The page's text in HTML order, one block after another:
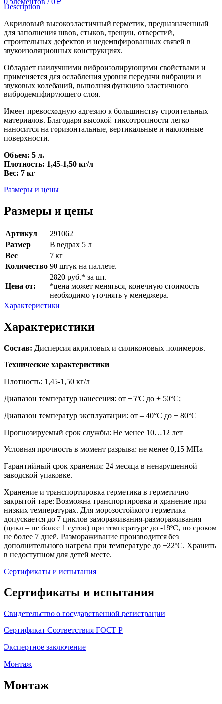
0 элементов / 0 ₽
Description
Акриловый высокоэластичный герметик, предназначенный
для заполнения швов, стыков, трещин, отверстий,
строительных дефектов и недемпфированных связей в
звукоизоляционных конструкциях.
Обладает наилучшими виброизолирующими свойствами и
применяется для ослабления уровня передачи вибрации и
звуковых колебаний, выполняя функцию эластичного
вибродемпфирующего слоя.
Имеет превосходную адгезию к большинству строительных
материалов. Благодаря высокой тиксотропности легко
наносится на горизонтальные, вертикальные и наклонные
поверхности.
Объем: 5 л.
Плотность: 1,45-1,50 кг/л
Вес: 7 кг
Размеры и цены
Размеры и цены
Артикул
291062
Размер
В ведрах 5 л
Вес
7 кг
Количество 90 штук на паллете.
Цена от:
2820 руб.* за шт.
*цена может меняться, конечную стоимость
необходимо уточнять у менеджера.
Характеристики
Характеристики
Состав: Дисперсия акриловых и силиконовых полимеров.
Технические характеристики
Плотность: 1,45-1,50 кг/л
Диапазон температур нанесения: от +5ºС до + 50°С;
Диапазон температур эксплуатации: от – 40°С до + 80°С
Прогнозируемый срок службы: Не менее 10…12 лет
Условная прочность в момент разрыва: не менее 0,15 МПа
Гарантийный срок хранения: 24 месяца в ненарушенной
заводской упаковке.
Хранение и транспортировка герметика в герметично
закрытой таре: Возможна транспортировка и хранение при
низких температурах. Для морозостойкого герметика
допускается до 7 циклов замораживания-размораживания
(цикл – не более 1 суток) при температуре до -18ºС, но сроком
не более 7 дней. Размораживание производится без
дополнительного нагрева при температуре до +22ºС. Хранить
в недоступном для детей месте.
Сертификаты и испытания
Сертификаты и испытания
Свидетельство о государственной регистрации
Сертификат Соответствия ГОСТ Р
Экспертное заключение
Монтаж
Монтаж